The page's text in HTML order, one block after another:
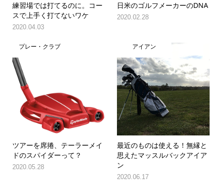
練習場では打てるのに。コー
スで上手く打てないワケ
2020.04.03
日米のゴルフメーカーのDNA
2020.02.28
プレー・クラブ
ツアーを席捲、テーラーメイ
ドのスパイダーって？
2020.05.28
アイアン
最近のものは使える！無縁と
思えたマッスルバックアイア
ン
2020.06.17